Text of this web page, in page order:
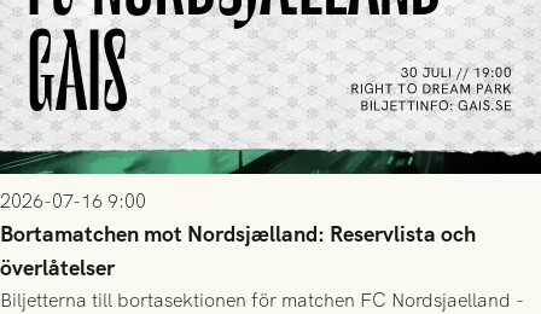
2026-07-16 9:00
Bortamatchen mot Nordsjælland: Reservlista och
överlåtelser
Biljetterna till bortasektionen för matchen FC Nordsjaelland -